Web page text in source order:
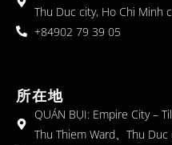
Thu Duc city, Ho Chi Minh
+84902 79 39 05
所在地
QUÁN BỤI: Empire City –
Thu Thiem Ward、Thu